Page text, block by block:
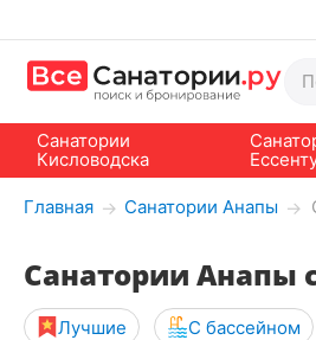
Санатории
Кисловодска
Главная → Санатории Анапы →
Санатории Анапы
Лучшие С бассейном